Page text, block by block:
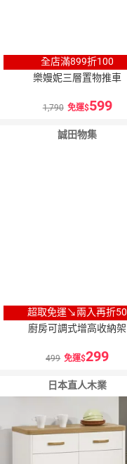
全店滿899折100
樂嫚妮三層置物推車
1,790 免運 599
誠田物集
超取免運↘兩入再折50
廚房可調式增高收納架
499 免運 299
日本直人木業